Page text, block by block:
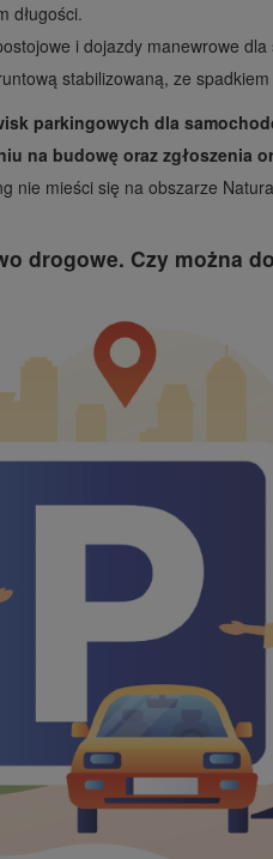
długości.
i dojazdy manewrowe
stabilizowaną, ze spadkiem
parkingowych dla
na budowę oraz zgłoszenia
nie mieści się na obszarze
drogowe. Czy można